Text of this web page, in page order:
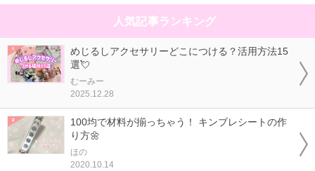
人気記事ランキング
めじるしアクセサリーどこにつける？活用方法15
選💘
むーみー
2025.12.28
100均で材料が揃っちゃう！ キンブレシートの作
り方🌼
ほの
2020.10.14